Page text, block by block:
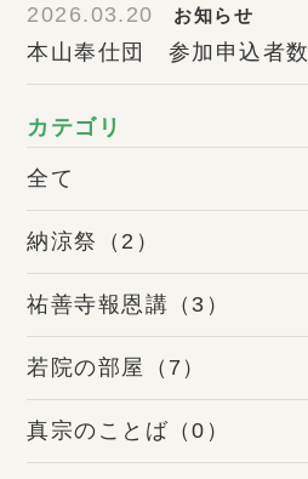
2026.03.20 お知らせ
本山奉仕団 参加申込者数
カテゴリ
全て
納涼祭（2）
祐善寺報恩講（3）
若院の部屋（7）
真宗のことば（0）